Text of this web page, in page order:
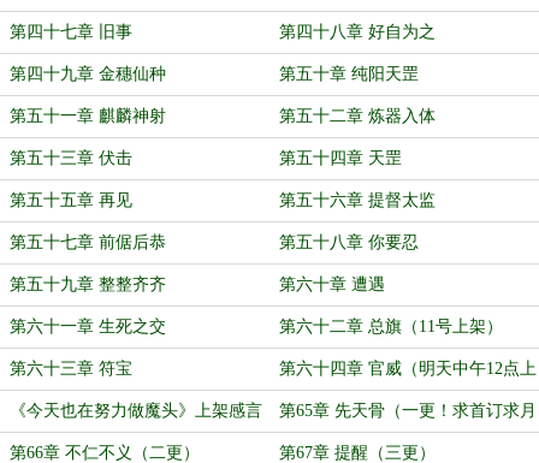
第四十七章 旧事 第四十八章 好自为之
第四十九章 金穗仙种 第五十章 纯阳天罡
第五十一章 麒麟神射 第五十二章 炼器入体
第五十三章 伏击 第五十四章 天罡
第五十五章 再见 第五十六章 提督太监
第五十七章 前倨后恭 第五十八章 你要忍
第五十九章 整整齐齐 第六十章 遭遇
第六十一章 生死之交 第六十二章 总旗（11号上架）
第六十三章 符宝 第六十四章 官威（明天中午12点上
架）
《今天也在努力做魔头》上架感言
暨加更计划
第65章 先天骨（一更！求首订求月
票）
第66章 不仁不义（二更） 第67章 提醒（三更）